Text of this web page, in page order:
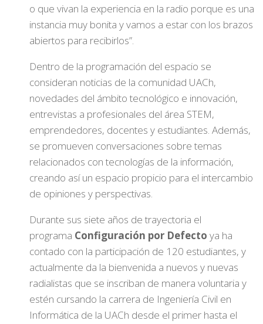
o que vivan la experiencia en la radio porque es una
instancia muy bonita y vamos a estar con los brazos
abiertos para recibirlos”.
Dentro de la programación del espacio se
consideran noticias de la comunidad UACh,
novedades del ámbito tecnológico e innovación,
entrevistas a profesionales del área STEM,
emprendedores, docentes y estudiantes. Además,
se promueven conversaciones sobre temas
relacionados con tecnologías de la información,
creando así un espacio propicio para el intercambio
de opiniones y perspectivas.
Durante sus siete años de trayectoria el
programa Configuración por Defecto ya ha
contado con la participación de 120 estudiantes, y
actualmente da la bienvenida a nuevos y nuevas
radialistas que se inscriban de manera voluntaria y
estén cursando la carrera de Ingeniería Civil en
Informática de la UACh desde el primer hasta el